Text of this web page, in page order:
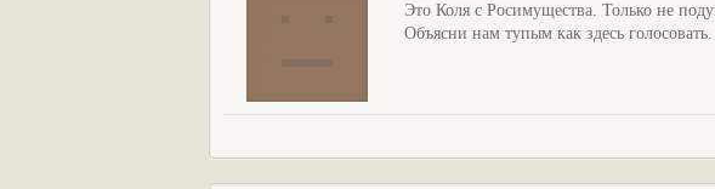
Это Коля с Росимущества. Только не
Объясни нам тупым как здесь